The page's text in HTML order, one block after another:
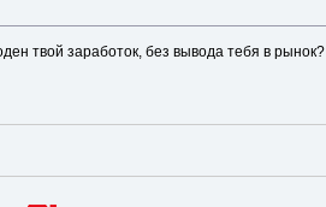
твой заработок, без вывода тебя в рынок?